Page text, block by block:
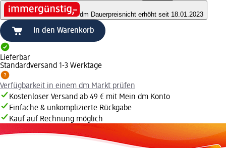
dm Dauerpreisnicht erhöht seit 18.01.2023
In den Warenkorb
Lieferbar
Standardversand 1-3 Werktage
Verfügbarkeit in einem dm Markt prüfen
Kostenloser Versand ab 49 € mit Mein dm Konto
Einfache & unkomplizierte Rückgabe
Kauf auf Rechnung möglich